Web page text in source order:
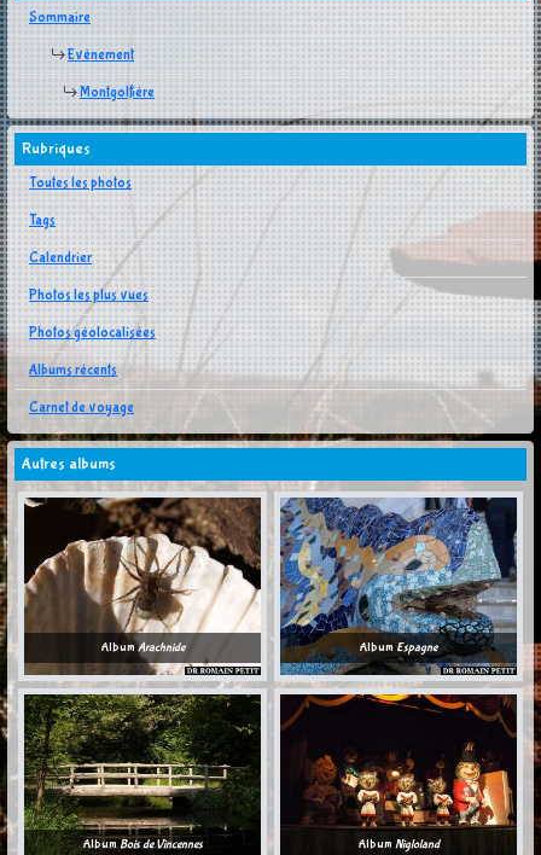
Sommaire
Evènement
Montgolfière
Rubriques
Toutes les photos
Tags
Calendrier
Photos les plus vues
Photos géolocalisées
Albums récents
Carnet de voyage
Autres albums
Album Arachnide Album Espagne
AlbumBois de Vincennes Album Nigloland